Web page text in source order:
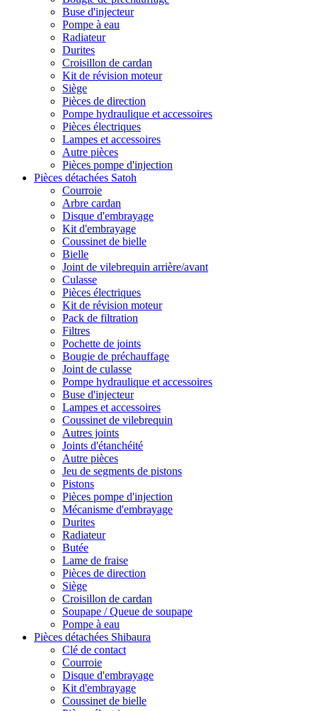
Buse d'injecteur
Pompe à eau
Radiateur
Durites
Croisillon de cardan
Kit de révision moteur
Siège
Pièces de direction
Pompe hydraulique et accessoires
Pièces électriques
Lampes et accessoires
Autre pièces
Pièces pompe d'injection
Pièces détachées Satoh
Courroie
Arbre cardan
Disque d'embrayage
Kit d'embrayage
Coussinet de bielle
Bielle
Joint de vilebrequin arrière/avant
Culasse
Pièces électriques
Kit de révision moteur
Pack de filtration
Filtres
Pochette de joints
Bougie de préchauffage
Joint de culasse
Pompe hydraulique et accessoires
Buse d'injecteur
Lampes et accessoires
Coussinet de vilebrequin
Autres joints
Joints d'étanchéité
Autre pièces
Jeu de segments de pistons
Pistons
Pièces pompe d'injection
Mécanisme d'embrayage
Durites
Radiateur
Butée
Lame de fraise
Pièces de direction
Siège
Croisillon de cardan
Soupape / Queue de soupape
Pompe à eau
Pièces détachées Shibaura
Clé de contact
Courroie
Disque d'embrayage
Kit d'embrayage
Coussinet de bielle